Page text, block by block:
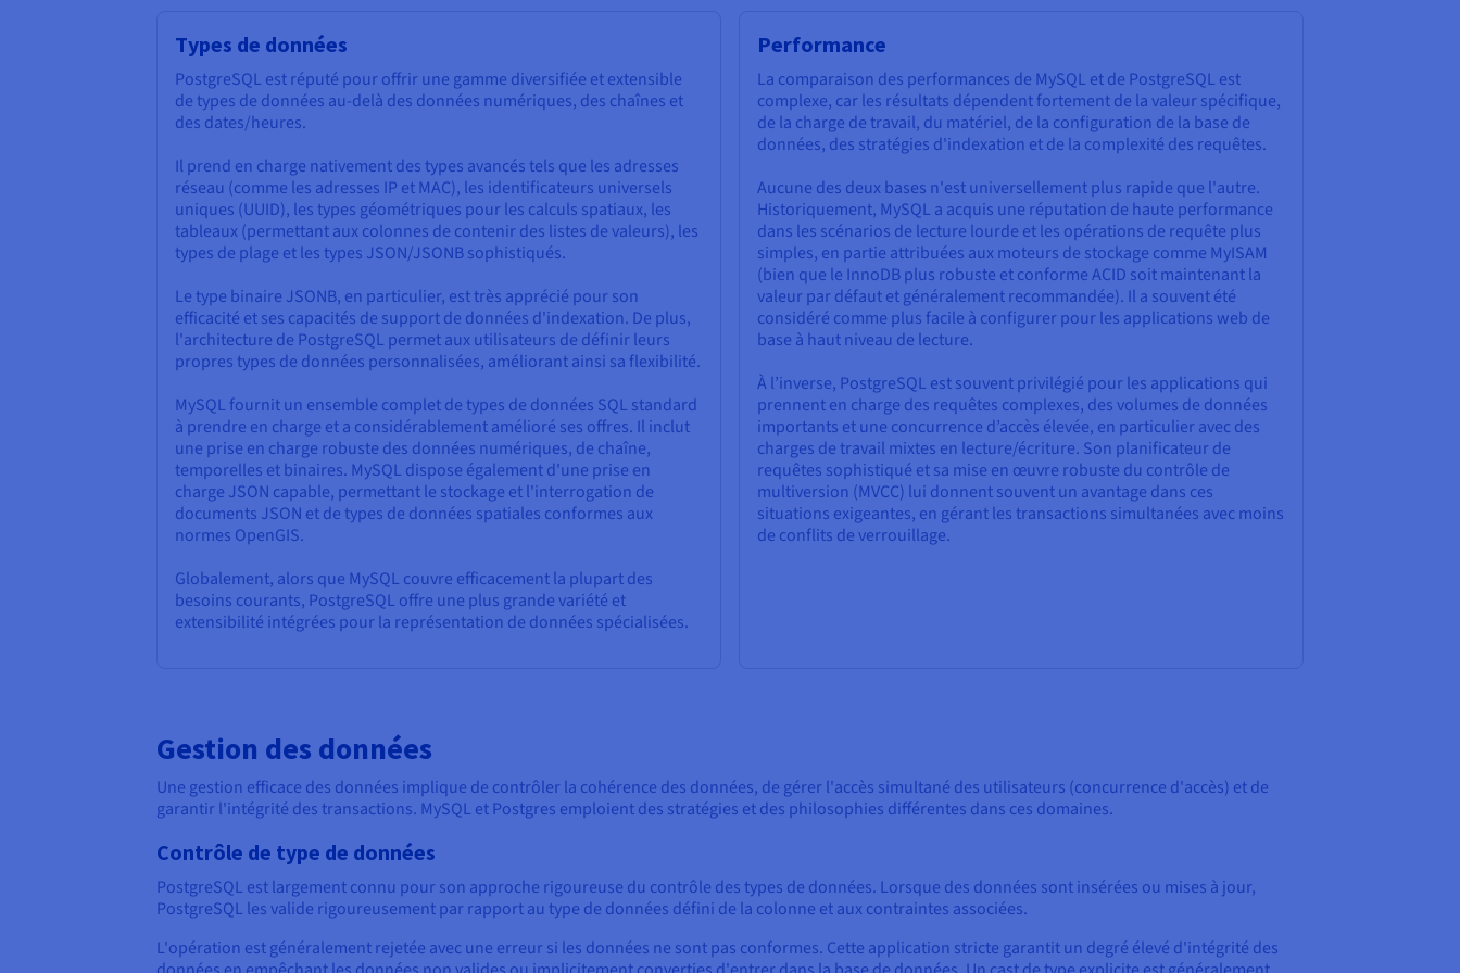
Types de données
PostgreSQL est réputé pour offrir une gamme diversifiée et extensible
de types de données au-delà des données numériques, des chaînes et
des dates/heures.
Il prend en charge nativement des types avancés tels que les adresses
réseau (comme les adresses IP et MAC), les identificateurs universels
uniques (UUID), les types géométriques pour les calculs spatiaux, les
tableaux (permettant aux colonnes de contenir des listes de valeurs), les
types de plage et les types JSON/JSONB sophistiqués.
Le type binaire JSONB, en particulier, est très apprécié pour son
efficacité et ses capacités de support de données d'indexation. De plus,
l'architecture de PostgreSQL permet aux utilisateurs de définir leurs
propres types de données personnalisées, améliorant ainsi sa flexibilité.
MySQL fournit un ensemble complet de types de données SQL standard
à prendre en charge et a considérablement amélioré ses offres. Il inclut
une prise en charge robuste des données numériques, de chaîne,
temporelles et binaires. MySQL dispose également d'une prise en
charge JSON capable, permettant le stockage et l'interrogation de
documents JSON et de types de données spatiales conformes aux
normes OpenGIS.
Globalement, alors que MySQL couvre efficacement la plupart des
besoins courants, PostgreSQL offre une plus grande variété et
extensibilité intégrées pour la représentation de données spécialisées.
Performance
La comparaison des performances de MySQL et de PostgreSQL est
complexe, car les résultats dépendent fortement de la valeur spécifique,
de la charge de travail, du matériel, de la configuration de la base de
données, des stratégies d'indexation et de la complexité des requêtes.
Aucune des deux bases n'est universellement plus rapide que l'autre.
Historiquement, MySQL a acquis une réputation de haute performance
dans les scénarios de lecture lourde et les opérations de requête plus
simples, en partie attribuées aux moteurs de stockage comme MyISAM
(bien que le InnoDB plus robuste et conforme ACID soit maintenant la
valeur par défaut et généralement recommandée). Il a souvent été
considéré comme plus facile à configurer pour les applications web de
base à haut niveau de lecture.
À l’inverse, PostgreSQL est souvent privilégié pour les applications qui
prennent en charge des requêtes complexes, des volumes de données
importants et une concurrence d’accès élevée, en particulier avec des
charges de travail mixtes en lecture/écriture. Son planificateur de
requêtes sophistiqué et sa mise en œuvre robuste du contrôle de
multiversion (MVCC) lui donnent souvent un avantage dans ces
situations exigeantes, en gérant les transactions simultanées avec moins
de conflits de verrouillage.
Gestion des données
Une gestion efficace des données implique de contrôler la cohérence des données, de gérer l'accès simultané des utilisateurs (concurrence d'accès) et de
garantir l'intégrité des transactions. MySQL et Postgres emploient des stratégies et des philosophies différentes dans ces domaines.
Contrôle de type de données
PostgreSQL est largement connu pour son approche rigoureuse du contrôle des types de données. Lorsque des données sont insérées ou mises à jour,
PostgreSQL les valide rigoureusement par rapport au type de données défini de la colonne et aux contraintes associées.
L'opération est généralement rejetée avec une erreur si les données ne sont pas conformes. Cette application stricte garantit un degré élevé d'intégrité des